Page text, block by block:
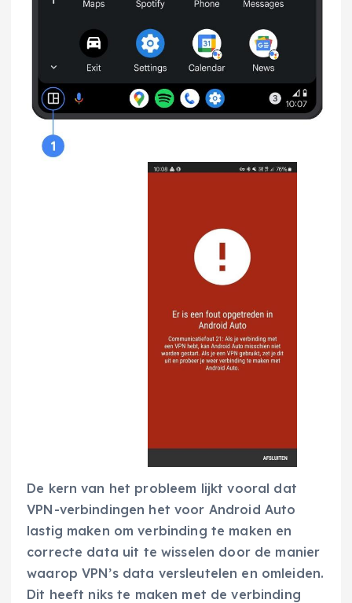
De kern van het probleem lijkt vooral dat
VPN-verbindingen het voor Android Auto
lastig maken om verbinding te maken en
correcte data uit te wisselen door de manier
waarop VPN’s data versleutelen en omleiden.
Dit heeft niks te maken met de verbinding